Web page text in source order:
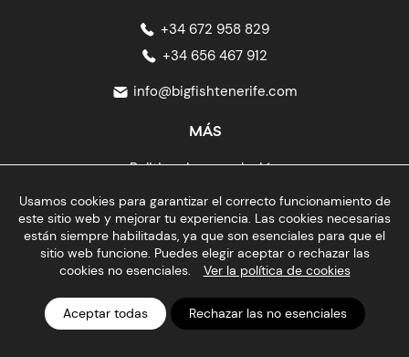
+34 672 958 829
+34 656 467 912
info@bigfishtenerife.com
MÁS
Politica de cancelación
Política de Cookies
Aviso Legal
© 2026 Big Fish Tenerife - Diving Center Tenerife | Featured on
KAYAK
Usamos cookies para garantizar el correcto funcionamiento de
este sitio web y mejorar tu experiencia. Las cookies necesarias
están siempre habilitadas, ya que son esenciales para que el
sitio web funcione. Puedes elegir aceptar o rechazar las
cookies no esenciales.
Ver la política de cookies
Aceptar todas Rechazar las no esenciales